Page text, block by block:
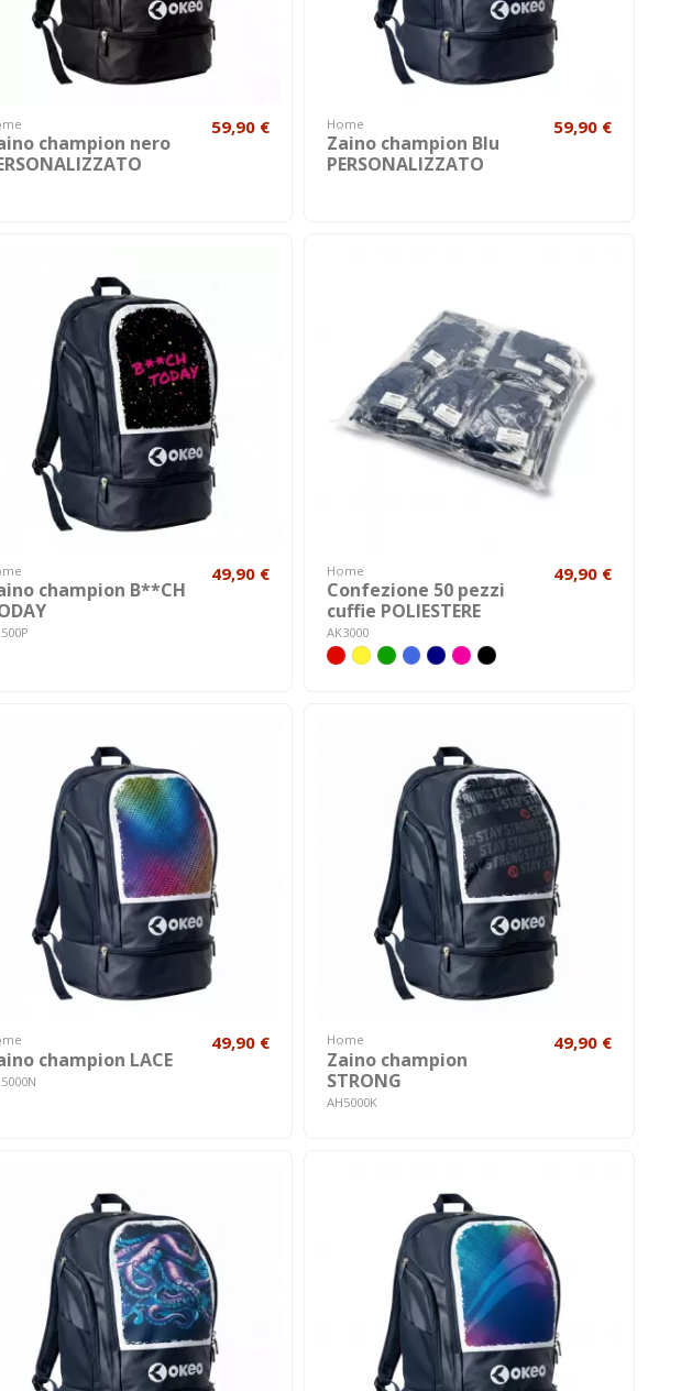
champion nero
59,90 € Home
Zaino champion Blu
PERSONALIZZATO
59,90 €
champion B**CH
49,90 € Home
Confezione 50 pezzi
cuffie POLIESTERE
AK3000
49,90 €
champion LACE
49,90 € Home
Zaino champion
STRONG
AH5000K
49,90 €